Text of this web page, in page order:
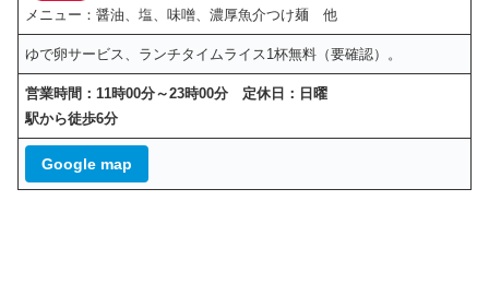
メニュー：醤油、塩、味噌、濃厚魚介つけ麺 他
ゆで卵サービス、ランチタイムライス1杯無料（要確認）。
営業時間：11時00分～23時00分 定休日：日曜
駅から徒歩6分
Google map